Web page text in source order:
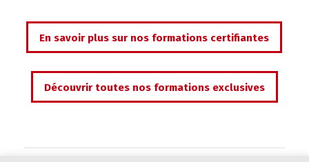
En savoir plus sur nos formations certifiantes
Découvrir toutes nos formations exclusives